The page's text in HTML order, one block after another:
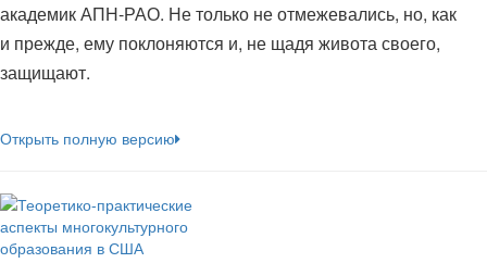
академик АПН-РАО. Не только не отмежевались, но, как
и прежде, ему поклоняются и, не щадя живота своего,
защищают.
Открыть полную версию